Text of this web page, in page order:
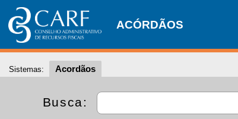
ACÓRDÃOS
Sistemas: Acordãos
Busca: